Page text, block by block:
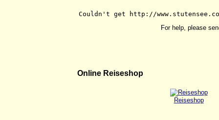
For help, please
Online Reiseshop
Reiseshop